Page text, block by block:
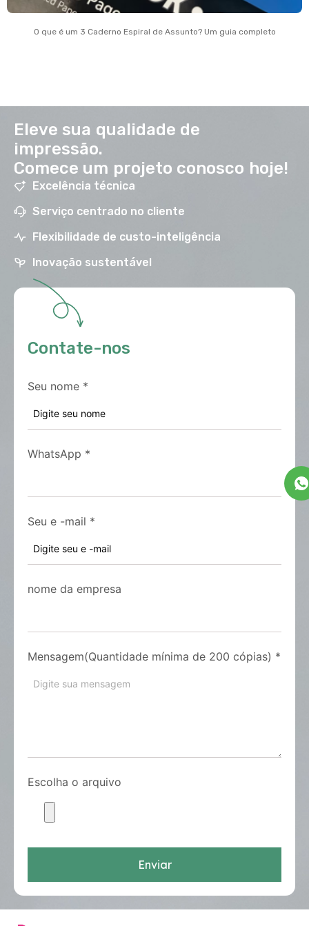
O que é um 3 Caderno Espiral de Assunto? Um guia completo
Eleve sua qualidade de
impressão.
Comece um projeto conosco hoje!
Excelência técnica
Serviço centrado no cliente
Flexibilidade de custo-inteligência
Inovação sustentável
Contate-nos
Seu nome *
WhatsApp *
Seu e -mail *
nome da empresa
Mensagem(Quantidade mínima de 200 cópias) *
Escolha o arquivo
Enviar